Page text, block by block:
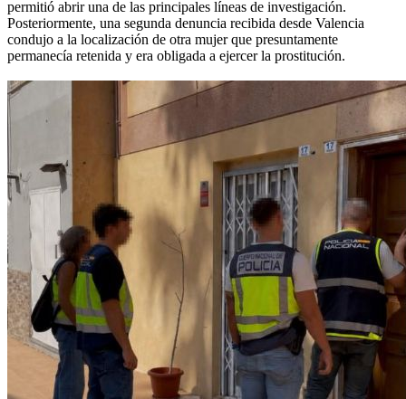
permitió abrir una de las principales líneas de investigación.
Posteriormente, una segunda denuncia recibida desde Valencia
condujo a la localización de otra mujer que presuntamente
permanecía retenida y era obligada a ejercer la prostitución.